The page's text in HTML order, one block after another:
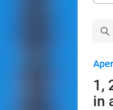
1,
in